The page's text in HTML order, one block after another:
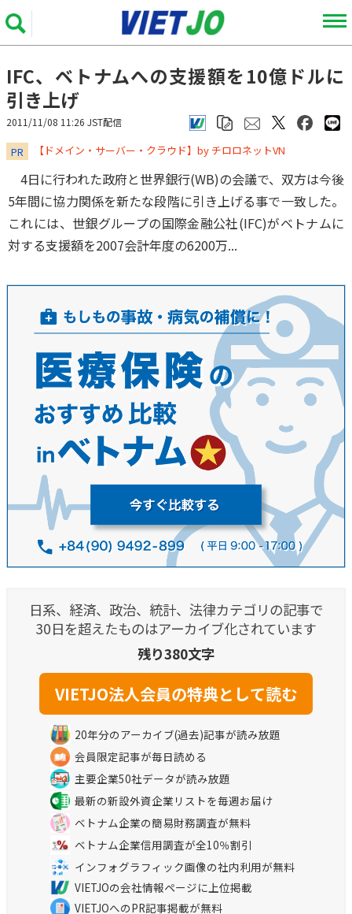
IFC、ベトナムへの支援額を10億ドルに
引き上げ
2011/11/08 11:26 JST配信
PR ​​​​​​​【ドメイン・サーバー・クラウド】by チロロネットVN
4日に行われた政府と世界銀行(WB)の会議で、双方は今後
5年間に協力関係を新たな段階に引き上げる事で一致した。
これには、世銀グループの国際金融公社(IFC)がベトナムに
対する支援額を2007会計年度の6200万...
日系、経済、政治、統計、法律カテゴリの記事で
30日を超えたものはアーカイブ化されています
残り380文字
20年分のアーカイブ(過去)記事が読み放題
会員限定記事が毎日読める
主要企業50社データが読み放題
最新の新設外資企業リストを毎週お届け
ベトナム企業の簡易財務調査が無料
ベトナム企業信用調査が全10％割引
インフォグラフィック画像の社内利用が無料
VIETJOの会社情報ページに上位掲載
VIETJOへのPR記事掲載が無料